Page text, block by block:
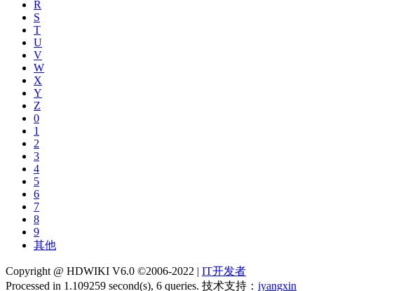
R
S
T
U
V
W
X
Y
Z
0
1
2
3
4
5
6
7
8
9
其他
Copyright @ HDWIKI V6.0 ©2006-2022 | IT开发者
Processed in 1.109259 second(s), 6 queries. 技术支持： iyangxin